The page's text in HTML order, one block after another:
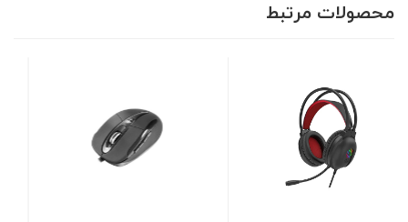
محصولات مرتبط